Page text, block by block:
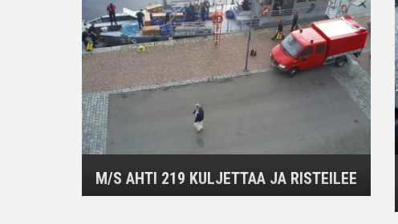
M/S AHTI 219 KULJETTAA JA RISTEILEE